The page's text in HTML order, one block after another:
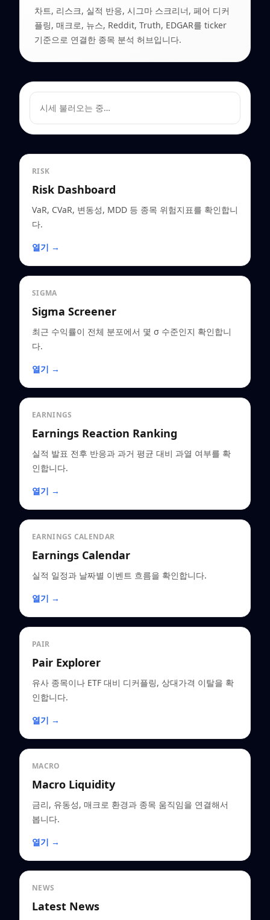
차트, 리스크, 실적 반응, 시그마 스크리너, 페어 디커
플링, 매크로, 뉴스, Reddit, Truth, EDGAR를 ticker
기준으로 연결한 종목 분석 허브입니다.
시세 불러오는 중…
RISK
Risk Dashboard
VaR, CVaR, 변동성, MDD 등 종목 위험지표를 확인합니
다.
열기 →
SIGMA
Sigma Screener
최근 수익률이 전체 분포에서 몇 σ 수준인지 확인합니
다.
열기 →
EARNINGS
Earnings Reaction Ranking
실적 발표 전후 반응과 과거 평균 대비 과열 여부를 확
인합니다.
열기 →
EARNINGS CALENDAR
Earnings Calendar
실적 일정과 날짜별 이벤트 흐름을 확인합니다.
열기 →
PAIR
Pair Explorer
유사 종목이나 ETF 대비 디커플링, 상대가격 이탈을 확
인합니다.
열기 →
MACRO
Macro Liquidity
금리, 유동성, 매크로 환경과 종목 움직임을 연결해서
봅니다.
열기 →
NEWS
Latest News